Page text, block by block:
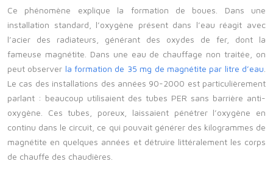
Ce phénomène explique la formation de boues. Dans une
installation standard, l’oxygène présent dans l’eau réagit avec
l’acier des radiateurs, générant des oxydes de fer, dont la
fameuse magnétite. Dans une eau de chauffage non traitée, on
peut observer la formation de 35 mg de magnétite par litre d’eau.
Le cas des installations des années 90-2000 est particulièrement
parlant : beaucoup utilisaient des tubes PER sans barrière anti-
oxygène. Ces tubes, poreux, laissaient pénétrer l’oxygène en
continu dans le circuit, ce qui pouvait générer des kilogrammes de
magnétite en quelques années et détruire littéralement les corps
de chauffe des chaudières.